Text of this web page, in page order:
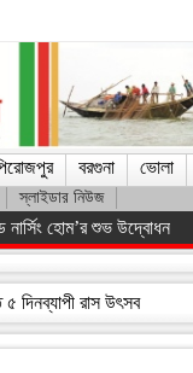
বরগুনা ভোলা
স্লাইডার নিউজ
বাস খাদে, আহত ১৫
৫ দিনব্যাপী রাস উৎসব